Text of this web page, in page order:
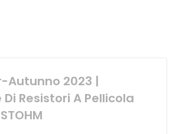
Autunno 2023 |
Resistori A Pellicola